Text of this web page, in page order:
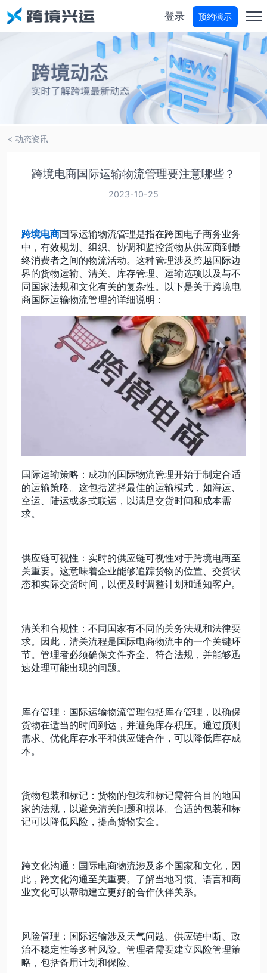
分仓宝
物流商城
轨迹查询
价格咨询
动态资讯
登录 预约演示
< 动态资讯
跨境电商国际运输物流管理要注意哪些？
2023-10-25
跨境电商国际运输物流管理是指在跨国电子商务业务
中，有效规划、组织、协调和监控货物从供应商到最
终消费者之间的物流活动。这种管理涉及跨越国际边
界的货物运输、清关、库存管理、运输选项以及与不
同国家法规和文化有关的复杂性。以下是关于跨境电
商国际运输物流管理的详细说明：
国际运输策略：成功的国际物流管理开始于制定合适
的运输策略。这包括选择最佳的运输模式，如海运、
空运、陆运或多式联运，以满足交货时间和成本需
求。
供应链可视性：实时的供应链可视性对于跨境电商至
关重要。这意味着企业能够追踪货物的位置、交货状
态和实际交货时间，以便及时调整计划和通知客户。
清关和合规性：不同国家有不同的关务法规和法律要
求。因此，清关流程是国际电商物流中的一个关键环
节。管理者必须确保文件齐全、符合法规，并能够迅
速处理可能出现的问题。
库存管理：国际运输物流管理包括库存管理，以确保
货物在适当的时间到达，并避免库存积压。通过预测
需求、优化库存水平和供应链合作，可以降低库存成
本。
货物包装和标记：货物的包装和标记需符合目的地国
家的法规，以避免清关问题和损坏。合适的包装和标
记可以降低风险，提高货物安全。
跨文化沟通：国际电商物流涉及多个国家和文化，因
此，跨文化沟通至关重要。了解当地习惯、语言和商
业文化可以帮助建立更好的合作伙伴关系。
风险管理：国际运输涉及天气问题、供应链中断、政
治不稳定性等多种风险。管理者需要建立风险管理策
略，包括备用计划和保险。